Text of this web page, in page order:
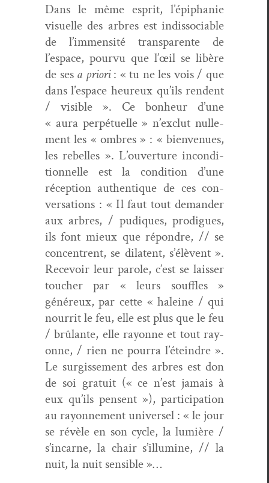
Dans le même esprit, l’épiphanie
visuelle des arbres est indis­so­cia­ble
de l’immensité trans­par­ente de
l’espace, pourvu que l’œil se libère
de ses a pri­ori: « tu ne les vois / que
dans l’espace heureux qu’ils ren­dent
/ vis­i­ble ». Ce bon­heur d’une
« aura per­pétuelle » n’exclut nulle­
ment les « ombres » : « bien­v­enues,
les rebelles ». L’ouverture incon­di­
tion­nelle est la con­di­tion d’une
récep­tion authen­tique de ces con­
ver­sa­tions : « Il faut tout deman­der
aux arbres, / pudiques, prodigues,
ils font mieux que répon­dre, // se
con­cen­trent, se dila­tent, s’élèvent ».
Recevoir leur parole, c’est se laiss­er
touch­er par « leurs souf­fles »
généreux, par cette « haleine / qui
nour­rit le feu, elle est plus que le feu
/ brûlante, elle ray­onne et tout ray­
onne, / rien ne pour­ra l’éteindre ».
Le sur­gisse­ment des arbres est don
de soi gra­tu­it (« ce n’est jamais à
eux qu’ils pensent »), par­tic­i­pa­tion
au ray­on­nement uni­versel : « le jour
se révèle en son cycle, la lumière /
s’incarne, la chair s’illumine, // la
nuit, la nuit sensible »…